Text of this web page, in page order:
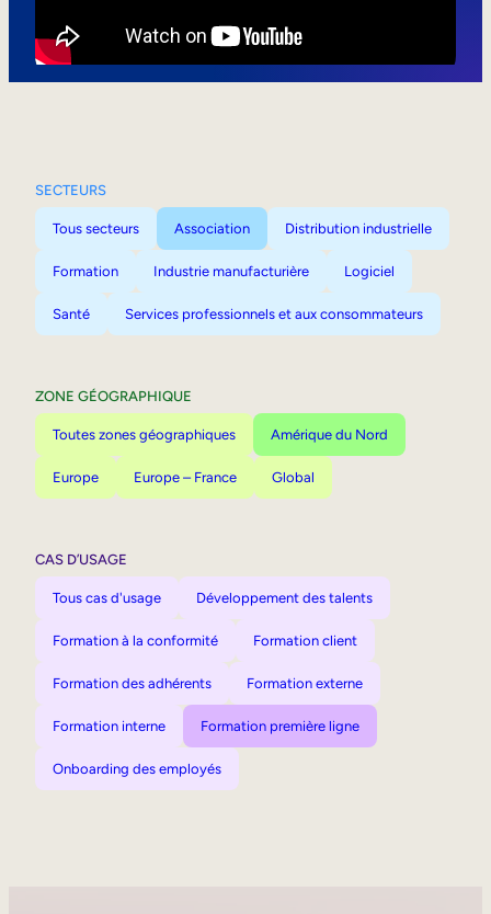
SECTEURS
Tous secteurs Association Distribution industrielle
Formation Industrie manufacturière Logiciel
Santé Services professionnels et aux consommateurs
ZONE GÉOGRAPHIQUE
Toutes zones géographiques Amérique du Nord
Europe Europe – France Global
CAS D’USAGE
Tous cas d'usage Développement des talents
Formation à la conformité Formation client
Formation des adhérents Formation externe
Formation interne Formation première ligne
Onboarding des employés